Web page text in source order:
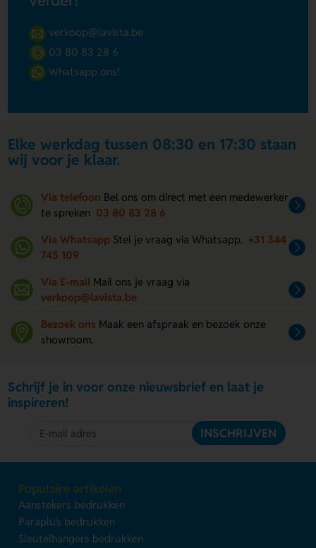
verkoop@lavista.be
03 80 83 28 6
Whatsapp ons!
Elke werkdag tussen 08:30 en 17:30 staan
wij voor je klaar.
Via telefoon Bel ons om direct met een medewerker
te spreken 03 80 83 28 6
Via Whatsapp Stel je vraag via Whatsapp. +31 344
745 109
Via E-mail Mail ons je vraag via
verkoop@lavista.be
Bezoek ons Maak een afspraak en bezoek onze
showroom.
Schrijf je in voor onze nieuwsbrief en laat je
inspireren!
INSCHRIJVEN
Populaire artikelen
Aanstekers bedrukken
Paraplu's bedrukken
Sleutelhangers bedrukken